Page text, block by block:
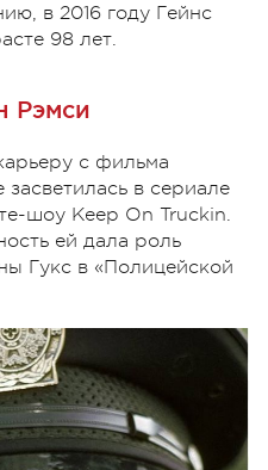
в 2016 году Гейнс
98 лет.
Рэмси
с фильма
в сериале
шоу Keep On Truckin.
ей дала роль
Гукс в «Полицейской